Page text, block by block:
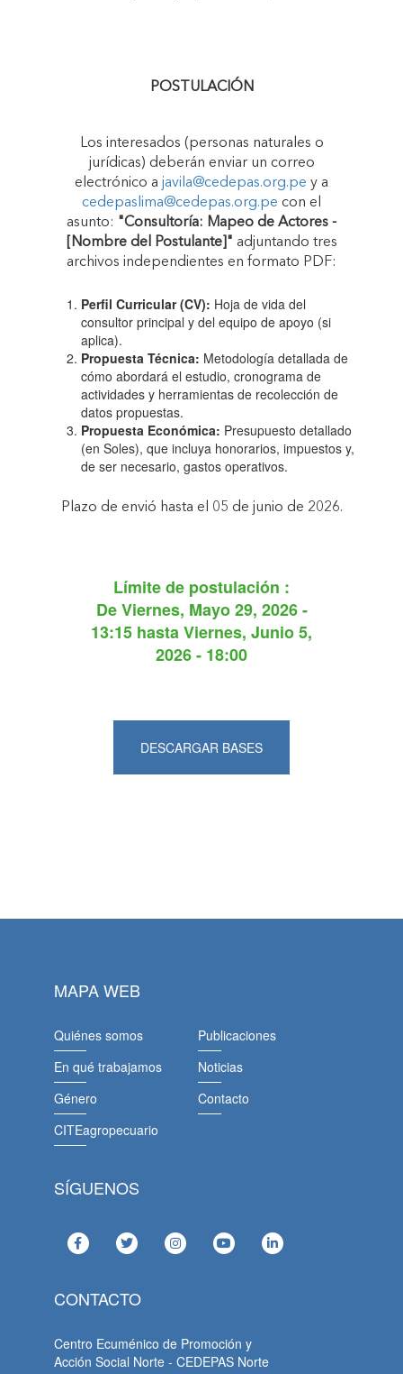
POSTULACIÓN
Los interesados (personas naturales o
jurídicas) deberán enviar un correo
electrónico a javila@cedepas.org.pe y a
cedepaslima@cedepas.org.pe con el
asunto: "Consultoría: Mapeo de Actores -
[Nombre del Postulante]" adjuntando tres
archivos independientes en formato PDF:
Perfil Curricular (CV): Hoja de vida del
consultor principal y del equipo de apoyo (si
aplica).
Propuesta Técnica: Metodología detallada de
cómo abordará el estudio, cronograma de
actividades y herramientas de recolección de
datos propuestas.
Propuesta Económica: Presupuesto detallado
(en Soles), que incluya honorarios, impuestos y,
de ser necesario, gastos operativos.
Plazo de envió hasta el 05 de junio de 2026.
Límite de postulación :
DeViernes, Mayo 29, 2026 -
13:15 hastaViernes, Junio 5,
2026 - 18:00
DESCARGAR BASES
MAPA WEB
Quiénes somos
En qué trabajamos
Género
CITEagropecuario
Publicaciones
Noticias
Contacto
SÍGUENOS
CONTACTO
Centro Ecuménico de Promoción y
Acción Social Norte - CEDEPAS Norte